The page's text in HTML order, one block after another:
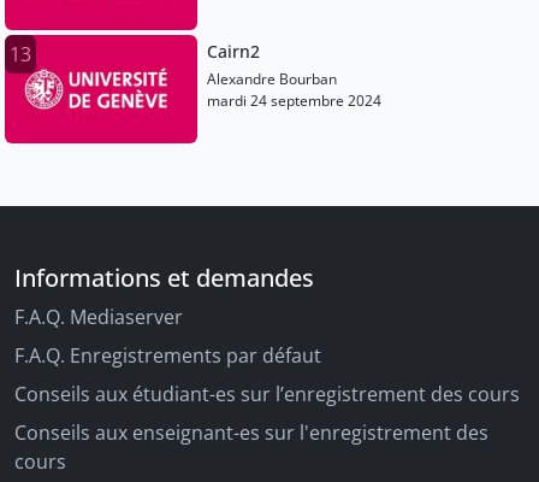
13 Cairn2
Alexandre Bourban
mardi 24 septembre 2024
Informations et demandes
F.A.Q. Mediaserver
F.A.Q. Enregistrements par défaut
Conseils aux étudiant-es sur l’enregistrement des cours
Conseils aux enseignant-es sur l'enregistrement des
cours